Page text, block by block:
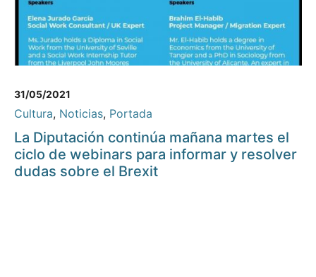
31/05/2021
Cultura, Noticias, Portada
La Diputación continúa mañana martes el
ciclo de webinars para informar y resolver
dudas sobre el Brexit